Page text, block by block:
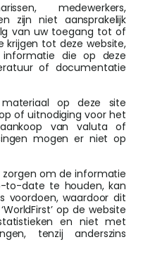
medewerkers,
zijn niet aansprakelijk
van uw toegang tot of
tot deze website,
die op deze
of documentatie
op deze site
of uitnodiging voor het
van valuta of
mogen er niet op
zorgen om de informatie
to-date te houden, kan
voordoen, waardoor dit
op de website
en niet met
tenzij anderszins